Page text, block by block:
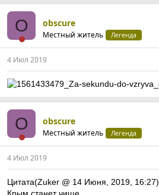
O obscure
Местный житель Легенда
4 Июл 2019
O obscure
Местный житель Легенда
4 Июл 2019
Цитата(Zuker @ 14 Июня, 2019, 16:27)